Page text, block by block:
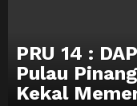
PRU 14 :
Pulau
Kekal